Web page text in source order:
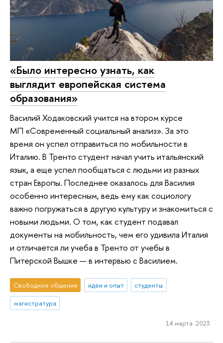
«Было интересно узнать, как
выглядит европейская система
образования»
Василий Ходаковский учится на втором курсе
МП «Современный социальный анализ». За это
время он успел отправиться по мобильности в
Италию. В Тренто студент начал учить итальянский
язык, а еще успел пообщаться с людьми из разных
стран Европы. Последнее оказалось для Василия
особенно интересным, ведь ему как социологу
важно погружаться в другую культуру и знакомиться с
новыми людьми. О том, как студент подавал
документы на мобильность, чем его удивила Италия
и отличается ли учеба в Тренто от учебы в
Питерской Вышке — в интервью с Василием.
Свободное общение идеи и опыт
студенты
магистратура
14 марта 2023